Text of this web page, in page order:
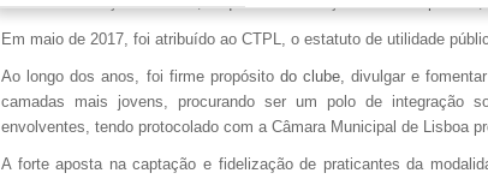
Em maio de 2017, foi atribuído ao CTPL, o estatuto de utilidade
Ao longo dos anos, foi firme propósito do clube,divulgar e
camadas mais jovens, procurando ser um polo de integração
envolventes, tendo protocolado com a Câmara Municipal de Lisboa
A forte aposta na captação e fidelização de praticantes da